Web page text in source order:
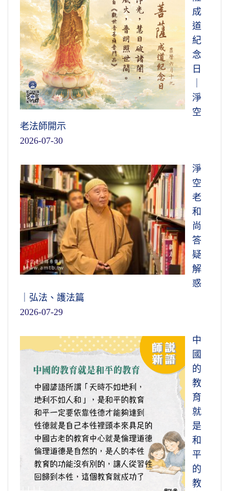
成
道
紀
念
日
淨
空
老法師開示
2026-07-30
淨
空
老
和
尚
答
疑
解
惑
｜弘法、護法篇
2026-07-29
中
國
的
教
育
就
是
和
平
的
教